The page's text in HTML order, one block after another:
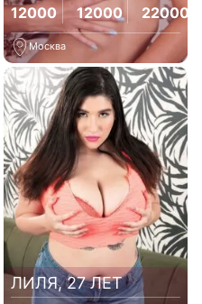
12000 12000 22000
Москва
ЛИЛЯ, 27 ЛЕТ